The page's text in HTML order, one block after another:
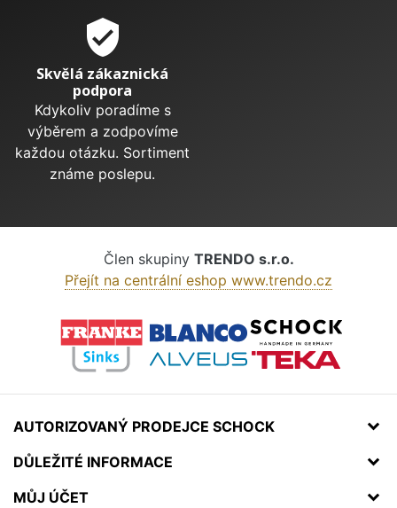
verified_user
Skvělá zákaznická
podpora
Kdykoliv poradíme s
výběrem a zodpovíme
každou otázku. Sortiment
známe poslepu.
Člen skupiny TRENDO s.r.o.
Přejít na centrální eshop www.trendo.cz
AUTORIZOVANÝ PRODEJCE SCHOCK
DŮLEŽITÉ INFORMACE
MŮJ ÚČET